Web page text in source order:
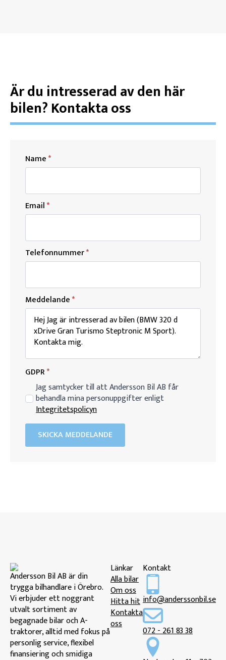
Är du intresserad av den här
bilen? Kontakta oss
Name*
Email*
Telefonnummer*
Meddelande*
GDPR*
Jag samtycker till att Andersson Bil AB får
behandla mina personuppgifter enligt
Integritetspolicyn
SKICKA MEDDELANDE
Andersson Bil AB är din
trygga bilhandlare i Örebro.
Vi erbjuder ett noggrant
utvalt sortiment av
begagnade bilar och A-
traktorer, alltid med fokus på
personlig service, flexibel
finansiering och smidiga
Länkar
Alla bilar
Om oss
Hitta hit
Kontakta
oss
Kontakt
info@anderssonbil.se
072 - 261 83 38